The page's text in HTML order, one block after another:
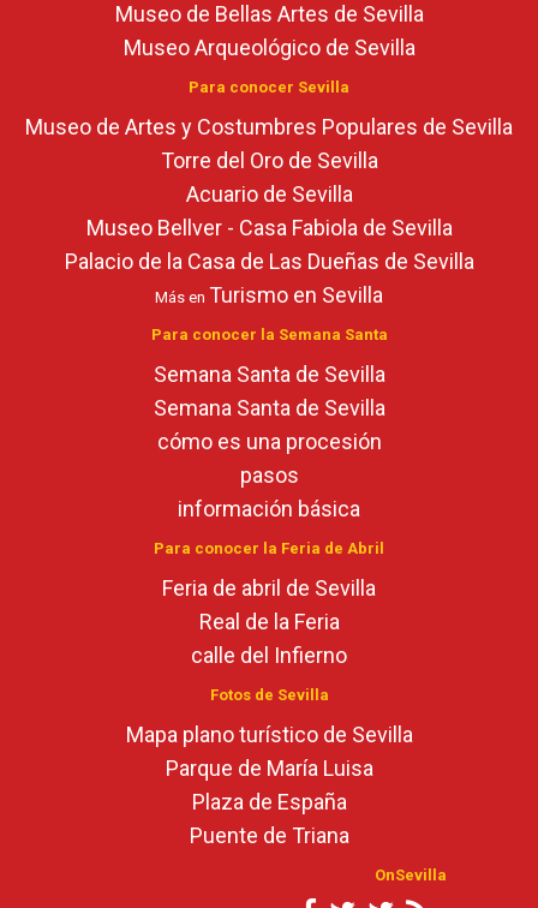
Museo de Bellas Artes de Sevilla
Museo Arqueológico de Sevilla
Para conocer Sevilla
Museo de Artes y Costumbres Populares de Sevilla
Torre del Oro de Sevilla
Acuario de Sevilla
Museo Bellver - Casa Fabiola de Sevilla
Palacio de la Casa de Las Dueñas de Sevilla
Más en Turismo en Sevilla
Para conocer la Semana Santa
Semana Santa de Sevilla
Semana Santa de Sevilla
cómo es una procesión
pasos
información básica
Para conocer la Feria de Abril
Feria de abril de Sevilla
Real de la Feria
calle del Infierno
Fotos de Sevilla
Mapa plano turístico de Sevilla
Parque de María Luisa
Plaza de España
Puente de Triana
OnSevilla